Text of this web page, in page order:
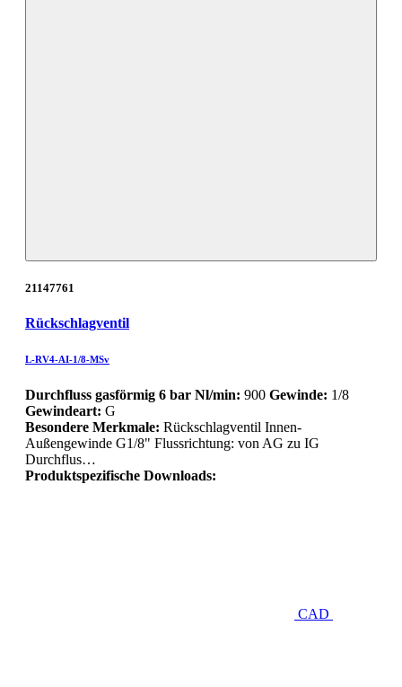
21147761
Rückschlagventil
L-RV4-AI-1/8-MSv
Durchfluss gasförmig 6 bar Nl/min: 900 Gewinde: 1/8
Gewindeart: G
Besondere Merkmale: Rückschlagventil Innen-
Außengewinde G1/8" Flussrichtung: von AG zu IG
Durchflus…
Produktspezifische Downloads:
CAD